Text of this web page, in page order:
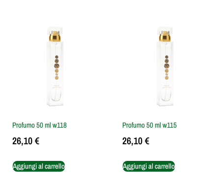
Profumo 50 ml w118
26,10€
Aggiungi al carrello
Profumo 50 ml w115
26,10€
Aggiungi al carrello